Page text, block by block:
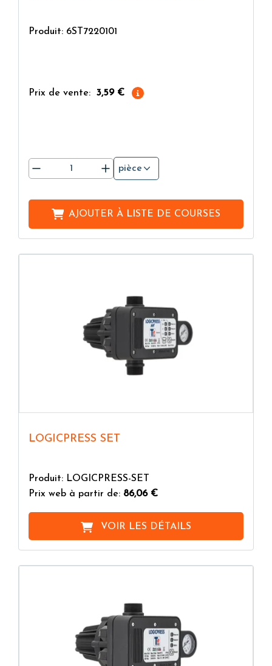
Produit: 6ST7220101
Prix de vente: 3,59 €
pièce
AJOUTER À LISTE DE COURSES
LOGICPRESS SET
Produit: LOGICPRESS-SET
Prix web à partir de: 86,06 €
VOIR LES DÉTAILS